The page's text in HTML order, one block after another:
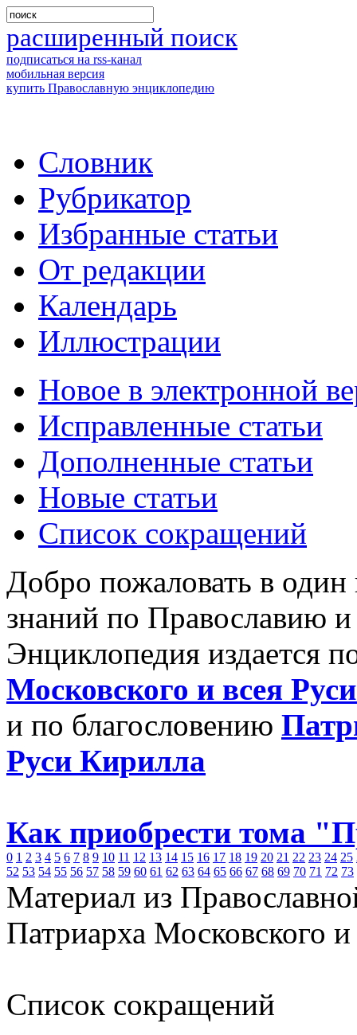
расширенный поиск
подписаться на rss-канал
мобильная версия
купить Православную энциклопедию
Словник
Рубрикатор
Избранные статьи
От редакции
Календарь
Иллюстрации
Новое в электронной
Исправленные статьи
Дополненные статьи
Новые статьи
Список сокращений
Добро пожаловать в
знаний по Православию
Энциклопедия издается
Московского и всея
и по благословению
Руси Кирилла
Как приобрести тома
0 1 2 3 4 5 6 7 8 9 10 11 12 13 14 15 16 17 18 19 20 21 22 23 24 25
52 53 54 55 56 57 58 59 60 61 62 63 64 65 66 67 68 69 70 71 72 73
Материал из
Патриарха Московского
Список сокращений